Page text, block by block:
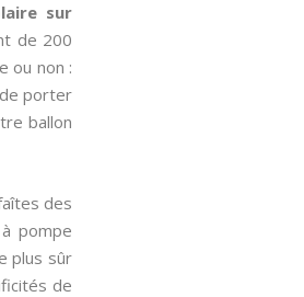
sur
de 200
ou non :
porter
ballon
des
pompe
plus sûr
de